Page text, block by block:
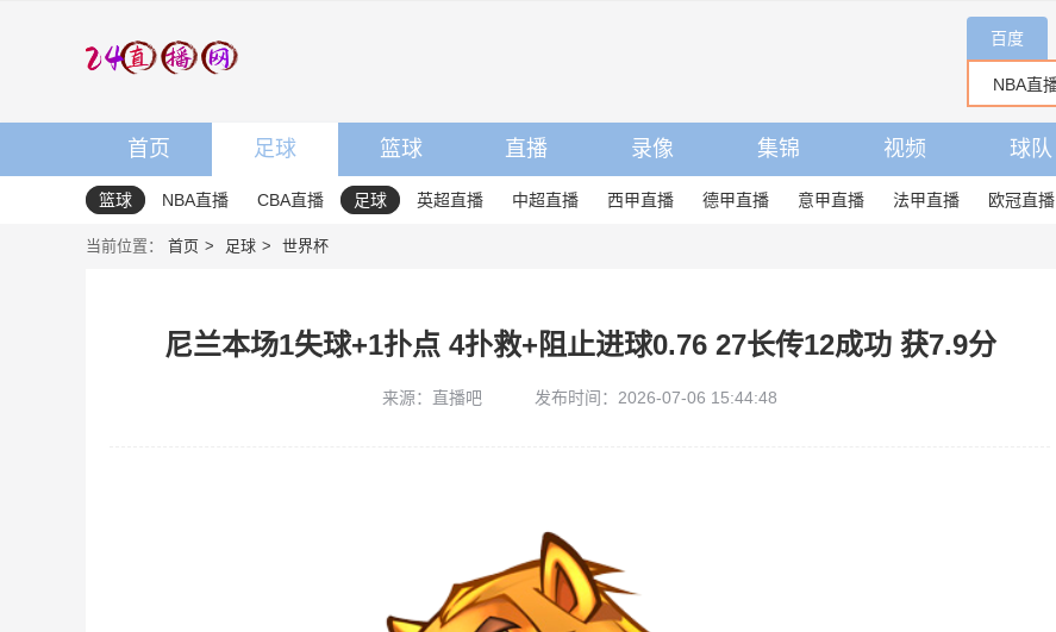
百度
首页 足球 篮球 直播 录像 集锦 视频 球队
篮球 NBA直播 CBA直播 足球 英超直播 中超直播 西甲直播 德甲直播 意甲直播 法甲直播 欧冠直播
当前位置： 首页 足球 世界杯
尼兰本场1失球+1扑点 4扑救+阻止进球0.76 27长传12成功 获7.9分
来源：直播吧 发布时间：2026-07-06 15:44:48